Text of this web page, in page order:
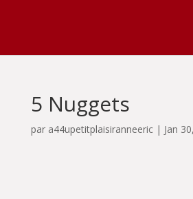
5 Nuggets
par a44upetitplaisiranneeric| Jan